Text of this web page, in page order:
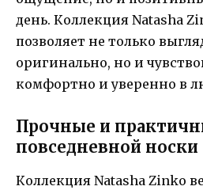
день. Коллекция Natasha
позволяет не только
оригинально, но и
комфортно и уверенно в
Прочные и
повседневной носки
Коллекция Natasha Zinko